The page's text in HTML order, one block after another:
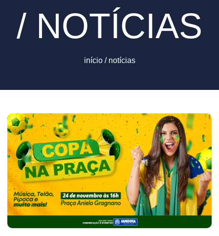
/ NOTÍCIAS
início / notícias